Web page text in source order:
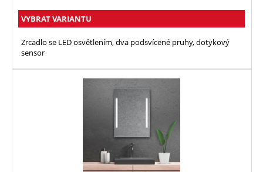
VYBRAT VARIANTU
Zrcadlo se LED osvětlením, dva podsvícené pruhy, dotykový
sensor